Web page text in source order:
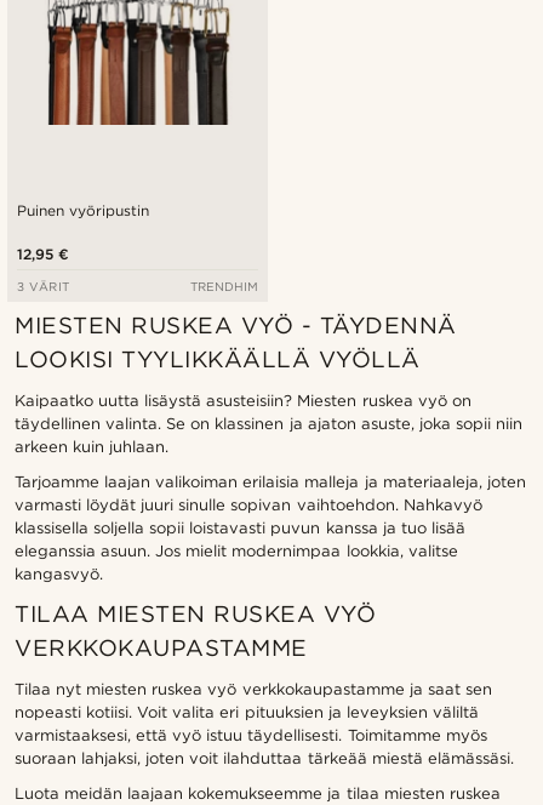
Puinen vyöripustin
12,95 €
3 VÄRIT TRENDHIM
MIESTEN RUSKEA VYÖ - TÄYDENNÄ
LOOKISI TYYLIKKÄÄLLÄ VYÖLLÄ
Kaipaatko uutta lisäystä asusteisiin? Miesten ruskea vyö on
täydellinen valinta. Se on klassinen ja ajaton asuste, joka sopii niin
arkeen kuin juhlaan.
Tarjoamme laajan valikoiman erilaisia malleja ja materiaaleja, joten
varmasti löydät juuri sinulle sopivan vaihtoehdon. Nahkavyö
klassisella soljella sopii loistavasti puvun kanssa ja tuo lisää
eleganssia asuun. Jos mielit modernimpaa lookkia, valitse
kangasvyö.
TILAA MIESTEN RUSKEA VYÖ
VERKKOKAUPASTAMME
Tilaa nyt miesten ruskea vyö verkkokaupastamme ja saat sen
nopeasti kotiisi. Voit valita eri pituuksien ja leveyksien väliltä
varmistaaksesi, että vyö istuu täydellisesti. Toimitamme myös
suoraan lahjaksi, joten voit ilahduttaa tärkeää miestä elämässäsi.
Luota meidän laajaan kokemukseemme ja tilaa miesten ruskea